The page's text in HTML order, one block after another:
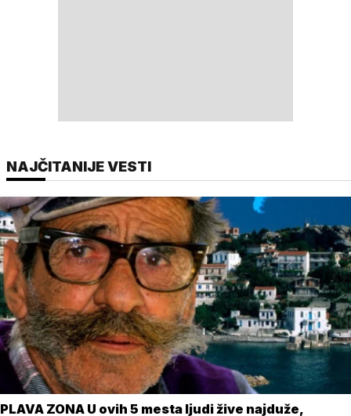
NAJČITANIJE VESTI
PLAVA ZONA U ovih 5 mesta ljudi žive najduže,